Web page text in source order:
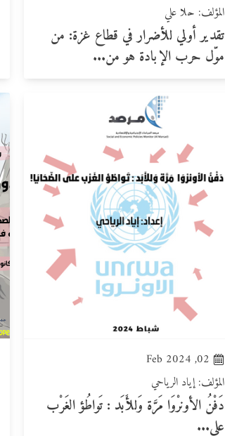
المؤلف: حلا علي
تقدير أولي للأضرار في قطاع غزة: من
موّل حرب الإبادة هو من...
02, Feb 2024
المؤلف: إياد الرياحي
دَفْنُ الأونرْوَا مَرَّة وَللأَبَد : تَواطُؤ الغَرْب
على...